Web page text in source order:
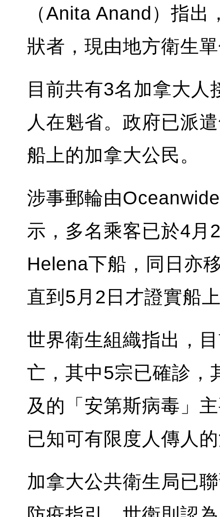
（Anita Anand）指
狀者，現由地方衛生
目前共有3名加拿大
人在魁省。政府已派
船上的加拿大公民。
涉事郵輪由
示，多名乘客已於4月
Helena下船，同日亦
直到5月2日才證實船
世界衛生組織指出，
亡，其中5宗已確診，
及的「安第斯病毒」
已知可有限度人傳人
加拿大公共衛生局已